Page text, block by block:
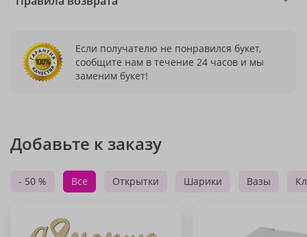
Если получателю не понравился букет,
сообщите нам в течение 24 часов и мы
заменим букет!
Добавьте к заказу
- 50 % Все Открытки Шарики Вазы